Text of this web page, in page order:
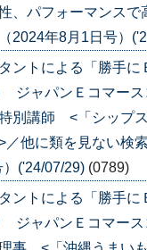
、パフォーマンスで
2024年8月1日号）
ントによる「勝手に
ジャパンＥコマース
別講師 <「シップ
／他に類を見ない検
('24/07/29) (0789)
ントによる「勝手に
ジャパンＥコマース